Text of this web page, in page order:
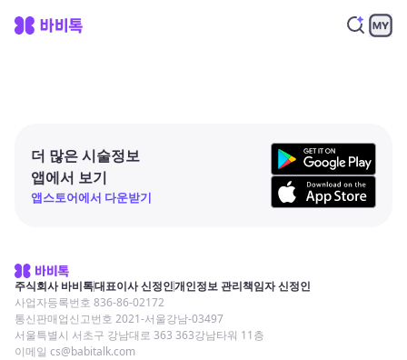
더 많은 시술정보
앱에서 보기
앱스토어에서 다운받기
주식회사 바비톡대표이사 신정인개인정보 관리책임자 신정인
사업자등록번호 836-86-02172
통신판매업신고번호 2021-서울강남-03497
서울특별시 서초구 강남대로 363 363강남타워 11층
이메일 cs@babitalk.com